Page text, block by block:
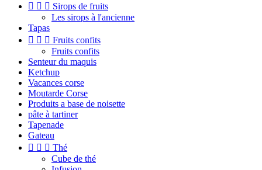
   Sirops de fruits
Les sirops à l'ancienne
Tapas
   Fruits confits
Fruits confits
Senteur du maquis
Ketchup
Vacances corse
Moutarde Corse
Produits a base de noisette
pâte à tartiner
Tapenade
Gateau
   Thé
Cube de thé